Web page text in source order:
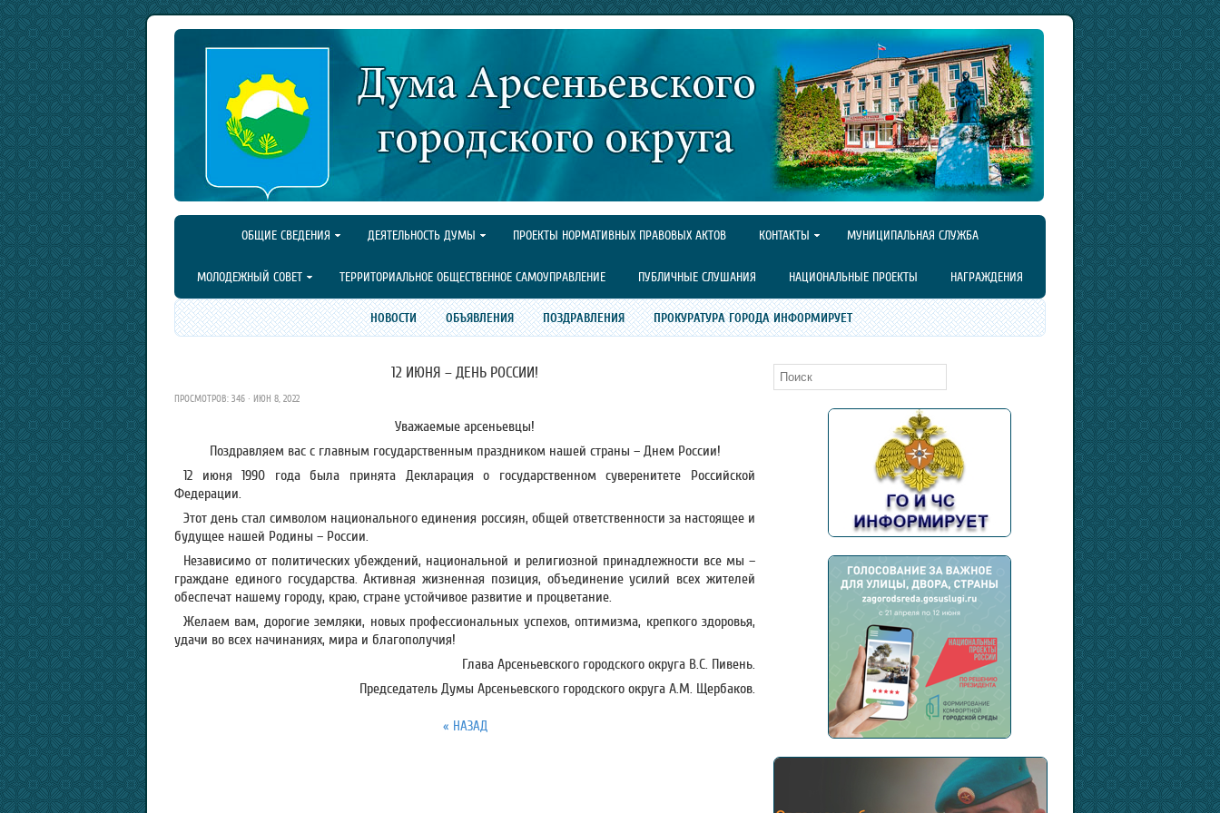
ОБЩИЕ СВЕДЕНИЯ ДЕЯТЕЛЬНОСТЬ ДУМЫ ПРОЕКТЫ НОРМАТИВНЫХ ПРАВОВЫХ АКТОВ КОНТАКТЫ МУНИЦИПАЛЬНАЯ СЛУЖБА
МОЛОДЕЖНЫЙ СОВЕТ ТЕРРИТОРИАЛЬНОЕ ОБЩЕСТВЕННОЕ САМОУПРАВЛЕНИЕ ПУБЛИЧНЫЕ СЛУШАНИЯ НАЦИОНАЛЬНЫЕ ПРОЕКТЫ НАГРАЖДЕНИЯ
НОВОСТИ ОБЪЯВЛЕНИЯ ПОЗДРАВЛЕНИЯ ПРОКУРАТУРА ГОРОДА ИНФОРМИРУЕТ
12 ИЮНЯ – ДЕНЬ РОССИИ!
ПРОСМОТРОВ: 346 · ИЮН 8, 2022
Уважаемые арсеньевцы!
Поздравляем вас с главным государственным праздником нашей страны – Днем России!
12 июня 1990 года была принята Декларация о государственном суверенитете Российской
Федерации.
Этот день стал символом национального единения россиян, общей ответственности за настоящее и
будущее нашей Родины – России.
Независимо от политических убеждений, национальной и религиозной принадлежности все мы –
граждане единого государства. Активная жизненная позиция, объединение усилий всех жителей
обеспечат нашему городу, краю, стране устойчивое развитие и процветание.
Желаем вам, дорогие земляки, новых профессиональных успехов, оптимизма, крепкого здоровья,
удачи во всех начинаниях, мира и благополучия!
Глава Арсеньевского городского округа В.С. Пивень.
Председатель Думы Арсеньевского городского округа А.М. Щербаков.
« НАЗАД
Поиск